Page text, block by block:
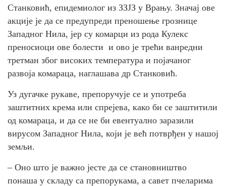
Станковић, епидемиолог из ЗЗЈЗ у Врању. Значај ове
акције је да се предупреди преношење грознице
Западног Нила, јер су комарци из рода Кулекс
преносиоци ове болести и ово је трећи ванредни
третман због високих температура и појачаног
развоја комараца, наглашава др Станковић.
Уз дугачке рукаве, препоручује се и употреба
заштитних крема или спрејева, како би се заштитили
од комараца, и да се не би евентуално заразили
вирусом Западног Нила, који је већ потврђен у нашој
земљи.
– Оно што је важно јесте да се становништво
понаша у складу са препорукама, а савет пчеларима